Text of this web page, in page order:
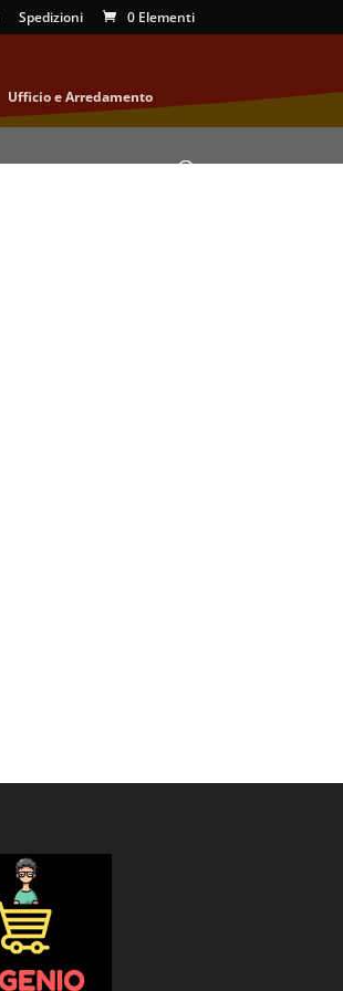
Spedizioni 0 Elementi
Ufficio e Arredamento